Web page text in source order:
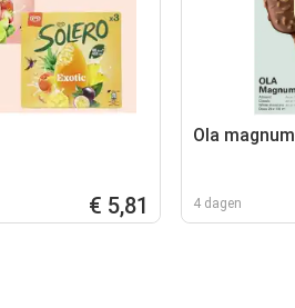
€ 5,81
Ola magnum
4 dagen